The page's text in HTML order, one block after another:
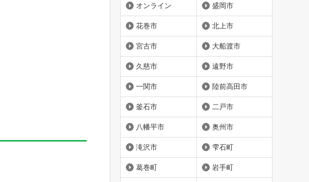
オンライン 盛岡市
花巻市 北上市
宮古市 大船渡市
久慈市 遠野市
一関市 陸前高田市
釜石市 二戸市
八幡平市 奥州市
滝沢市 雫石町
葛巻町 岩手町